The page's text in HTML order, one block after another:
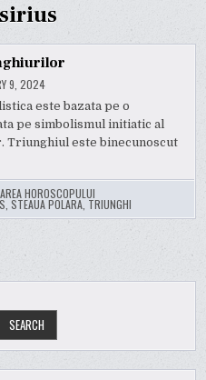
sirius
9, 2024
este bazata pe o
pe simbolismul initiatic al
este binecunoscut
HOROSCOPULUI
,STEAUA POLARA TRIUNGHI
SEARCH